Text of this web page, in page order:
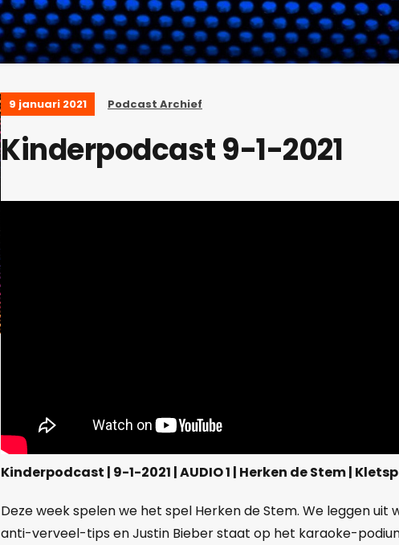
9 januari 2021 Podcast Archief
Kinderpodcast 9-1-2021
Kinderpodcast | 9-1-2021 | AUDIO 1 | Herken de Stem |
Deze week spelen we het spel Herken de Stem. We leggen uit
anti-verveel-tips en Justin Bieber staat op het karaoke-